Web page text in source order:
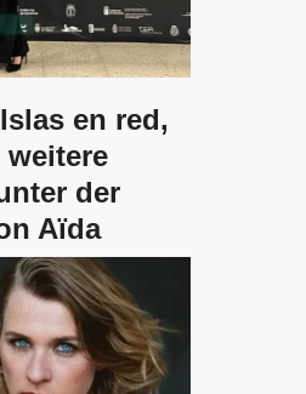
en red,
weitere
der
Aïda